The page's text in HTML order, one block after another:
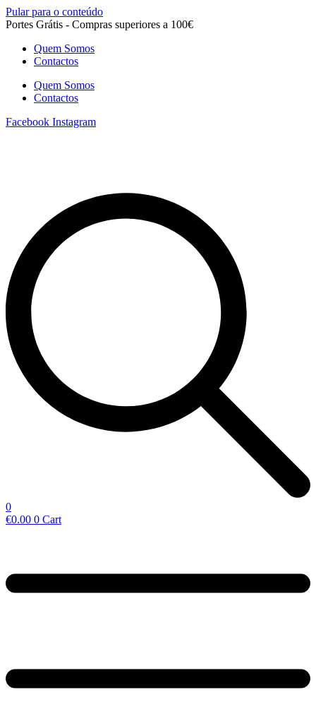
Pular para o conteúdo
Portes Grátis - Compras superiores a 100€
Quem Somos
Contactos
Quem Somos
Contactos
Facebook Instagram
0
€0.00 0 Cart